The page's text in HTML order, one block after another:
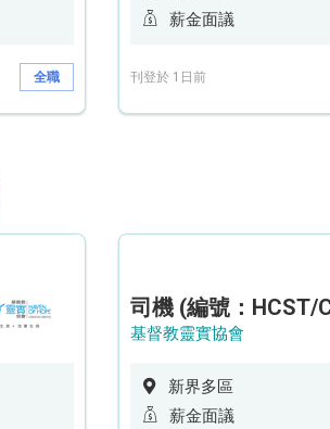
全職
薪金面議
刊登於 1日前
基督教靈實協會
新界多區
薪金面議